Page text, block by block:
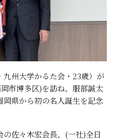
州大学かるた会・ 23歳）が
市博多区)を訪ね、服部誠太
県から初の名人誕生を記念
佐々木宏会長、 (一社)全日